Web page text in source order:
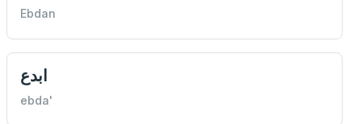
Ebdan
ابدع
ebda'